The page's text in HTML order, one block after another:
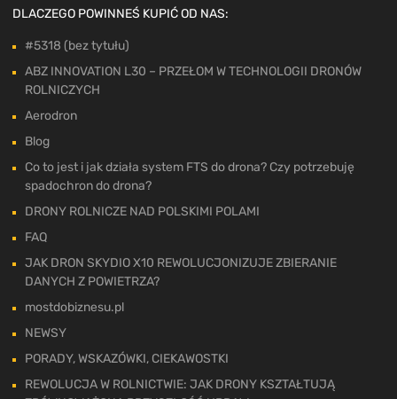
DLACZEGO POWINNEŚ KUPIĆ OD NAS:
#5318 (bez tytułu)
ABZ INNOVATION L30 – PRZEŁOM W TECHNOLOGII DRONÓW
ROLNICZYCH
Aerodron
Blog
Co to jest i jak działa system FTS do drona? Czy potrzebuję
spadochron do drona?
DRONY ROLNICZE NAD POLSKIMI POLAMI
FAQ
JAK DRON SKYDIO X10 REWOLUCJONIZUJE ZBIERANIE
DANYCH Z POWIETRZA?
mostdobiznesu.pl
NEWSY
PORADY, WSKAZÓWKI, CIEKAWOSTKI
REWOLUCJA W ROLNICTWIE: JAK DRONY KSZTAŁTUJĄ